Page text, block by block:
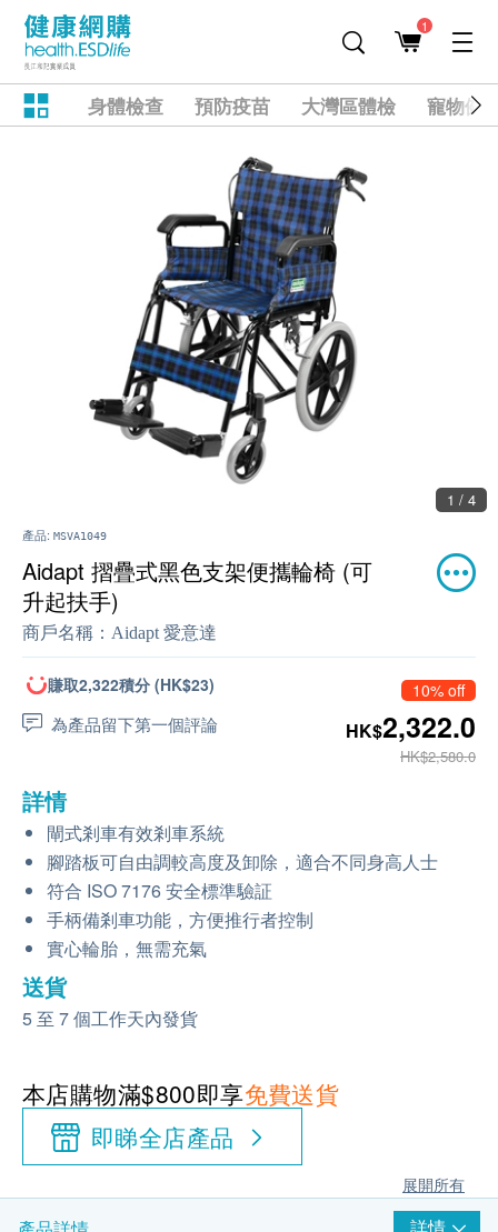
1
身體檢查 預防疫苗 大灣區體檢 寵物健
1 / 4
產品: MSVA1049
Aidapt 摺疊式黑色支架便攜輪椅 (可
升起扶手)
商戶名稱： Aidapt 愛意達
賺取2,322積分 (HK$23)
為產品留下第一個評論
10% off
HK$2,322.0
HK$2,580.0
詳情
閘式剎車有效剎車系統
腳踏板可自由調較高度及卸除，適合不同身高人士
符合 ISO 7176 安全標準驗証
手柄備剎車功能，方便推行者控制
實心輪胎，無需充氣
送貨
5 至 7 個工作天內發貨
本店購物滿$800即享免費送貨
即睇全店產品
展開所有